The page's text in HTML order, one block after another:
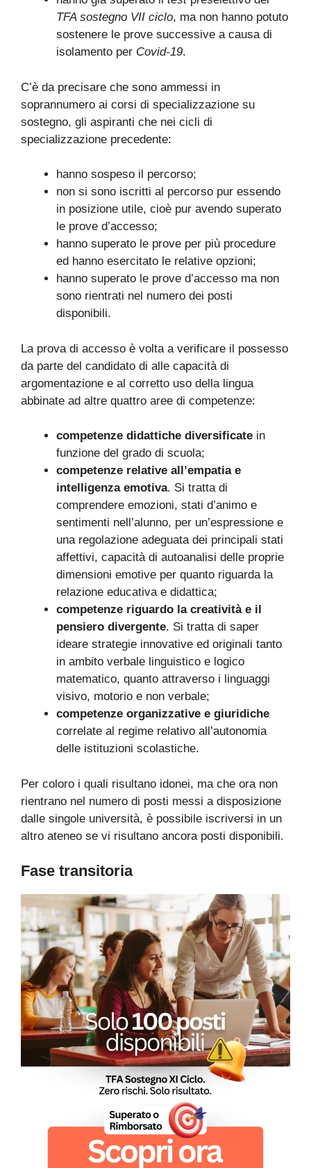
TFA sostegno VII ciclo, ma non hanno potuto
sostenere le prove successive a causa di
isolamento per Covid-19.
C’è da precisare che sono ammessi in
soprannumero ai corsi di specializzazione su
sostegno, gli aspiranti che nei cicli di
specializzazione precedente:
hanno sospeso il percorso;
non si sono iscritti al percorso pur essendo
in posizione utile, cioè pur avendo superato
le prove d’accesso;
hanno superato le prove per più procedure
ed hanno esercitato le relative opzioni;
hanno superato le prove d’accesso ma non
sono rientrati nel numero dei posti
disponibili.
La prova di accesso è volta a verificare il possesso
da parte del candidato di alle capacità di
argomentazione e al corretto uso della lingua
abbinate ad altre quattro aree di competenze:
competenze didattiche diversificate in
funzione del grado di scuola;
competenze relative all’empatia e
intelligenza emotiva. Si tratta di
comprendere emozioni, stati d’animo e
sentimenti nell’alunno, per un’espressione e
una regolazione adeguata dei principali stati
affettivi, capacità di autoanalisi delle proprie
dimensioni emotive per quanto riguarda la
relazione educativa e didattica;
competenze riguardo la creatività e il
pensiero divergente. Si tratta di saper
ideare strategie innovative ed originali tanto
in ambito verbale linguistico e logico
matematico, quanto attraverso i linguaggi
visivo, motorio e non verbale;
competenze organizzative e giuridiche
correlate al regime relativo all’autonomia
delle istituzioni scolastiche.
Per coloro i quali risultano idonei, ma che ora non
rientrano nel numero di posti messi a disposizione
dalle singole università, è possibile iscriversi in un
altro ateneo se vi risultano ancora posti disponibili.
Fase transitoria